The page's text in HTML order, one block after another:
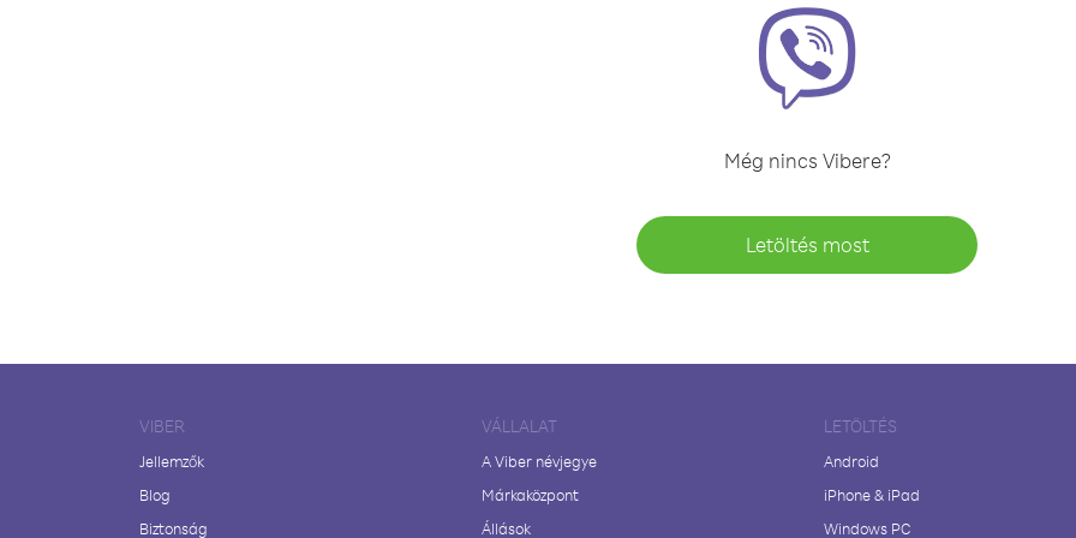
Még nincs Vibere?
Letöltés most
VIBER
Jellemzők
Blog
Biztonság
VÁLLALAT
A Viber névjegye
Márkaközpont
Állások
LETÖLTÉS
Android
iPhone & iPad
Windows PC